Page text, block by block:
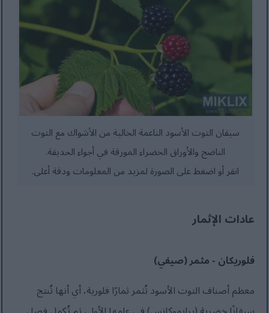
سيقان التوت الأسود الناعمة الخالية من الأشواك مع التوت
الناضج والأوراق الخضراء المورقة في أجواء الحديقة.
انقر أو اضغط على الصورة لمزيد من المعلومات ودقة أعلى.
عادات الإثمار
فلوريكان - مثمر (صيفي)
معظم أصناف التوت الأسود تُثمر ثمارًا فلورية، أي أنها تُنتج